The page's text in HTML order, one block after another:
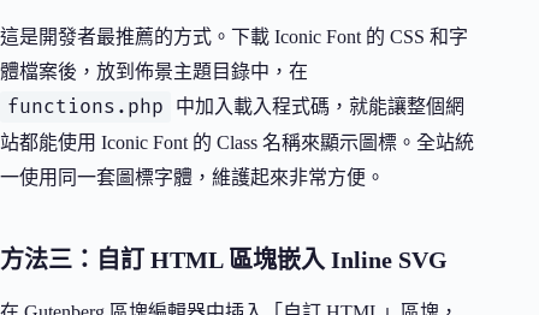
這是開發者最推薦的方式。下載 Iconic Font 的 CSS 和字
體檔案後，放到佈景主題目錄中，在
functions.php
中加入載入程式碼，就能讓整個網
站都能使用 Iconic Font 的 Class 名稱來顯示圖標。全站統
一使用同一套圖標字體，維護起來非常方便。
方法三：自訂 HTML 區塊嵌入 Inline SVG